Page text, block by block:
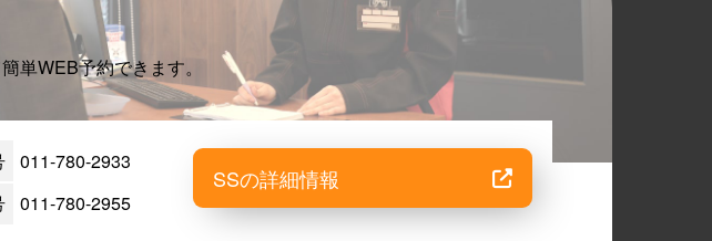
単WEB予約できます。
011-780-2933
011-780-2955
SSの詳細情報